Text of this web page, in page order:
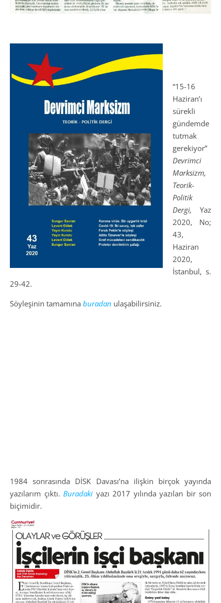
“15-16
Haziran’ı
sürekli
gündemde
tutmak
gerekiyor”
Devrimci
Marksizm,
Teorik-
Politik
Dergi, Yaz
2020, No;
43,
Haziran
2020,
İstanbul, s.
29-42.
Söyleşinin tamamına buradan ulaşabilirsiniz.
1984 sonrasında DİSK Davası’na ilişkin birçok yayında
yazılarım çıktı. Buradaki yazı 2017 yılında yazılan bir son
biçimidir.